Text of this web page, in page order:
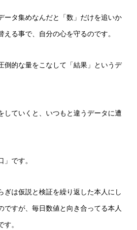
ータ集めなんだと「数」だけを追いか
える事で、自分の心を守るのです。
倒的な量をこなして「結果」というデ
していくと、いつもと違うデータに遭
です。
ぎは仮説と検証を繰り返した本人にし
ですが、毎日数値と向き合ってる本人
。